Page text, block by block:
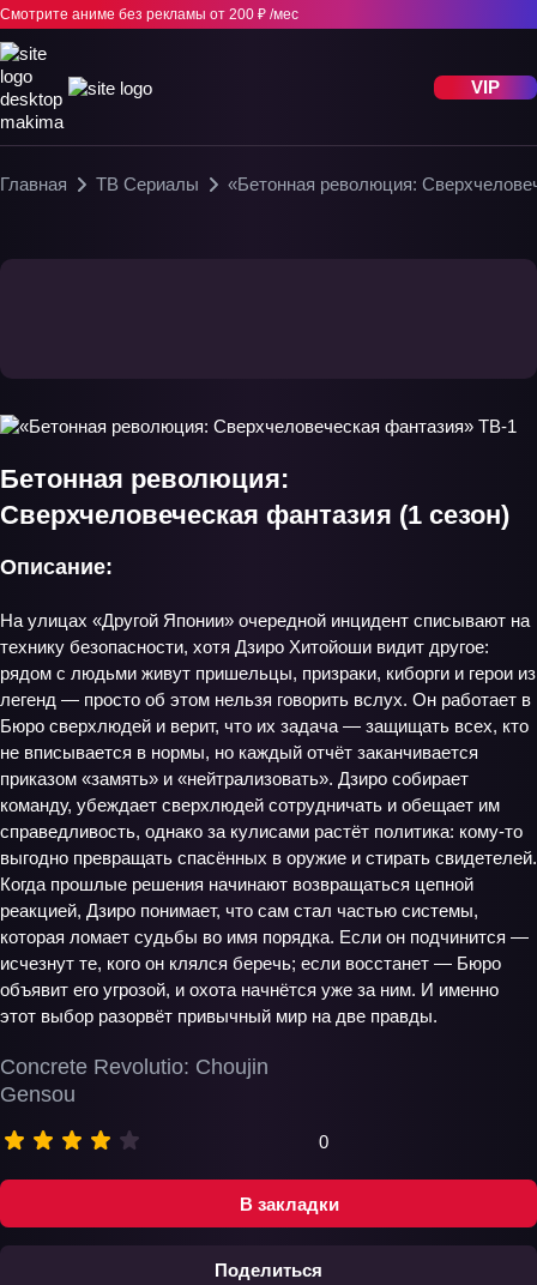
Смотрите аниме без рекламы от 200 ₽ /мес
VIP
Главная ТВ Сериалы «Бетонная революция:
В закладки
Поделиться
Бетонная революция:
Сверхчеловеческая фантазия (1 сезон)
Concrete Revolutio: Choujin
Gensou
0
Описание:
На улицах «Другой Японии» очередной инцидент списывают на
технику безопасности, хотя Дзиро Хитойоши видит другое:
рядом с людьми живут пришельцы, призраки, киборги и герои из
легенд — просто об этом нельзя говорить вслух. Он работает в
Бюро сверхлюдей и верит, что их задача — защищать всех, кто
не вписывается в нормы, но каждый отчёт заканчивается
приказом «замять» и «нейтрализовать». Дзиро собирает
команду, убеждает сверхлюдей сотрудничать и обещает им
справедливость, однако за кулисами растёт политика: кому‑то
выгодно превращать спасённых в оружие и стирать свидетелей.
Когда прошлые решения начинают возвращаться цепной
реакцией, Дзиро понимает, что сам стал частью системы,
которая ломает судьбы во имя порядка. Если он подчинится —
исчезнут те, кого он клялся беречь; если восстанет — Бюро
объявит его угрозой, и охота начнётся уже за ним. И именно
этот выбор разорвёт привычный мир на две правды.